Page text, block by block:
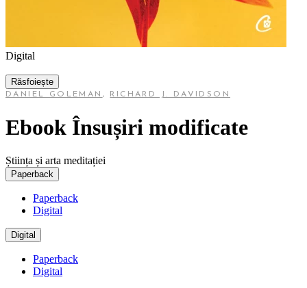
Digital
Răsfoiește
DANIEL GOLEMAN , RICHARD J. DAVIDSON
Ebook Însușiri modificate
Știința și arta meditației
Paperback
Paperback
Digital
Digital
Paperback
Digital